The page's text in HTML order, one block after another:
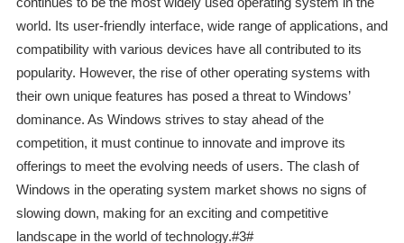
world. Its user-friendly interface, wide range of applications, and
compatibility with various devices have all contributed to its
popularity. However, the rise of other operating systems with
their own unique features has posed a threat to Windows’
dominance. As Windows strives to stay ahead of the
competition, it must continue to innovate and improve its
offerings to meet the evolving needs of users. The clash of
Windows in the operating system market shows no signs of
slowing down, making for an exciting and competitive
landscape in the world of technology.#3#